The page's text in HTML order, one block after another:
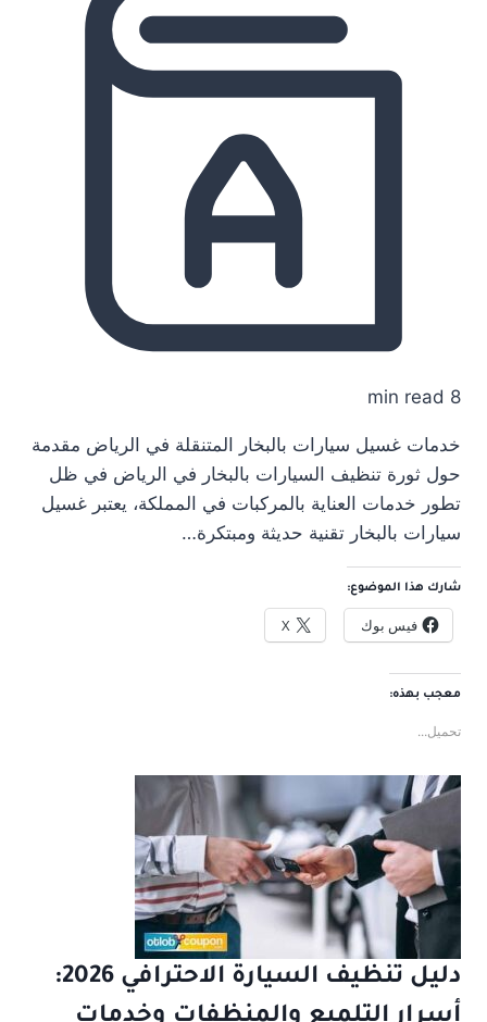
8 min read
خدمات غسيل سيارات بالبخار المتنقلة في الرياض مقدمة
حول ثورة تنظيف السيارات بالبخار في الرياض في ظل
تطور خدمات العناية بالمركبات في المملكة، يعتبر غسيل
سيارات بالبخار تقنية حديثة ومبتكرة…
شارك هذا الموضوع:
فيس بوك X
معجب بهذه:
تحميل...
دليل تنظيف السيارة الاحترافي 2026: